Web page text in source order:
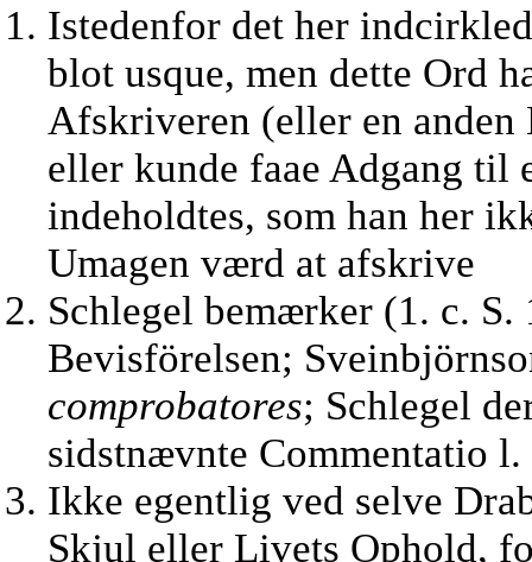
Istedenfor det her
blot usque, men dette Ord
Afskriveren (eller en
eller kunde faae Adgang til
indeholdtes, som han her
Umagen værd at afskrive
Schlegel bemærker (1. c. S.
Bevisförelsen;
comprobatores; Schlegel
sidstnævnte Commentatio
Ikke egentlig ved selve
Skjul eller Livets Ophold,